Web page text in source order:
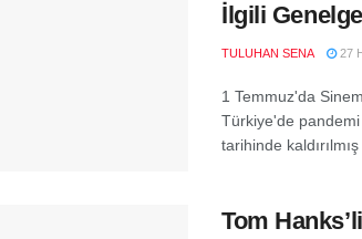
İlgili
TULUHAN SENA 27
1 Temmuz'da
Türkiye'de pandemi
tarihinde
Tom